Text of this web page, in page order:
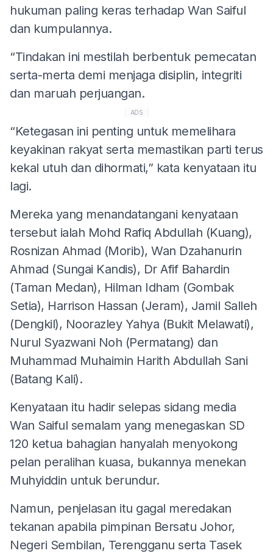
hukuman paling keras terhadap Wan Saiful
dan kumpulannya.
“Tindakan ini mestilah berbentuk pemecatan
serta-merta demi menjaga disiplin, integriti
dan maruah perjuangan.
ADS
“Ketegasan ini penting untuk memelihara
keyakinan rakyat serta memastikan parti terus
kekal utuh dan dihormati,” kata kenyataan itu
lagi.
Mereka yang menandatangani kenyataan
tersebut ialah Mohd Rafiq Abdullah (Kuang),
Rosnizan Ahmad (Morib), Wan Dzahanurin
Ahmad (Sungai Kandis), Dr Afif Bahardin
(Taman Medan), Hilman Idham (Gombak
Setia), Harrison Hassan (Jeram), Jamil Salleh
(Dengkil), Noorazley Yahya (Bukit Melawati),
Nurul Syazwani Noh (Permatang) dan
Muhammad Muhaimin Harith Abdullah Sani
(Batang Kali).
Kenyataan itu hadir selepas sidang media
Wan Saiful semalam yang menegaskan SD
120 ketua bahagian hanyalah menyokong
pelan peralihan kuasa, bukannya menekan
Muhyiddin untuk berundur.
Namun, penjelasan itu gagal meredakan
tekanan apabila pimpinan Bersatu Johor,
Negeri Sembilan, Terengganu serta Tasek